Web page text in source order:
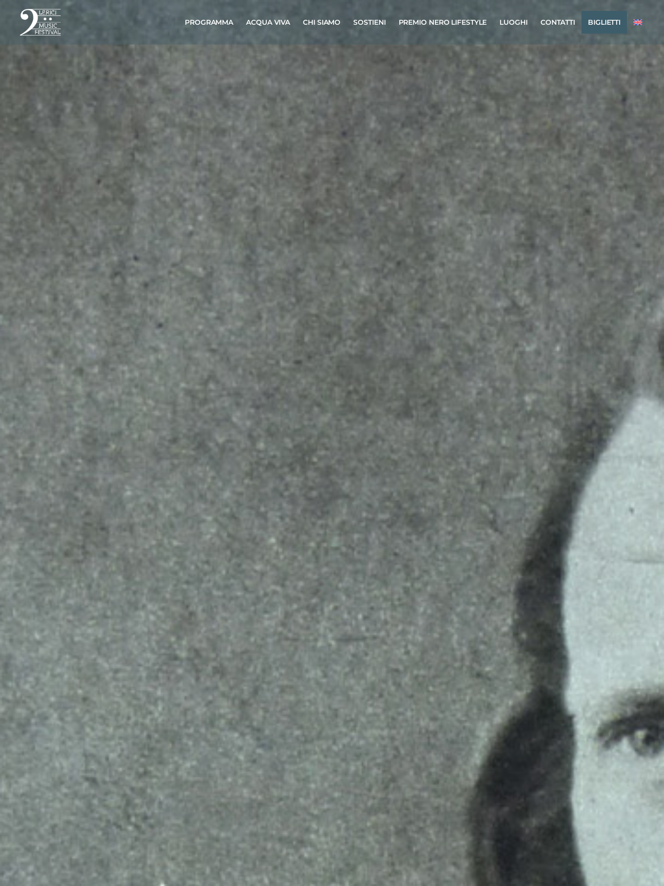
PROGRAMMA ACQUA VIVA CHI SIAMO SOSTIENI PREMIO NERO LIFESTYLE LUOGHI CONTATTI BIGLIETTI